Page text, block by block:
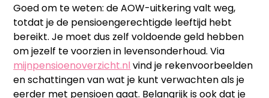
Goed om te weten: de AOW-uitkering valt weg,
totdat je de pensioengerechtigde leeftijd hebt
bereikt. Je moet dus zelf voldoende geld hebben
om jezelf te voorzien in levensonderhoud. Via
mijnpensioenoverzicht.nl vind je rekenvoorbeelden
en schattingen van wat je kunt verwachten als je
eerder met pensioen gaat. Belangrijk is ook dat je